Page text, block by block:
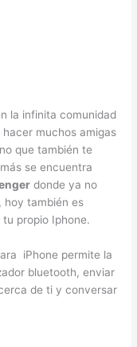
la infinita comunidad
muchos amigas
que también te
se encuentra
donde ya no
también es
propio Iphone.
iPhone permite la
bluetooth, enviar
de ti y conversar